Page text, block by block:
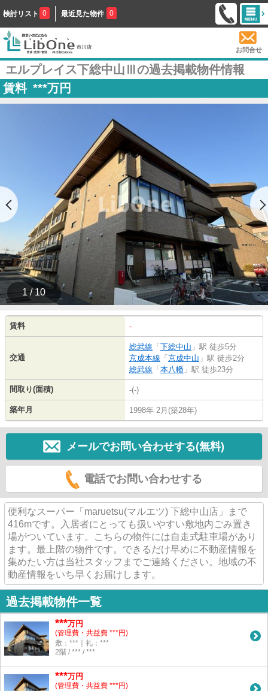
検討リスト 0 最近見た物件 0
お問合せ
エルプレイス下総中山Ⅲの過去掲載物件情報
賃料 ***万円
1 / 10
賃料 -
交通
総武線 「 下総中山 」駅 徒歩5分
京成本線 「 京成中山 」駅 徒歩2分
総武線 「 本八幡 」駅 徒歩23分
間取り(面積) -(-)
築年月 1998年 2月(築28年)
メールでお問い合わせする(無料)
電話でお問い合わせする
便利なスーパー「maruetsu(マルエツ) 下総中山店」まで
416mです。入居者にとっても扱いやすい敷地内ごみ置き
場がついています。こちらの物件には自走式駐車場があり
ます。最上階の物件です。できるだけ早めに不動産情報を
集めたい方は当社スタッフまでご連絡ください。地域の不
動産情報をいち早くお届けします。
過去掲載物件一覧
***万円
(管理費・共益費 ***円)
敷：***｜礼：***
2階 / *** / ***
***万円
(管理費・共益費 ***円)